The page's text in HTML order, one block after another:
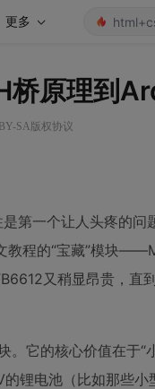
更多
原理到
SA版权协议
第一个让人头疼的
教程的“宝藏”模块
又稍显昂贵，直
它的核心价值在于
锂电池（比如那些